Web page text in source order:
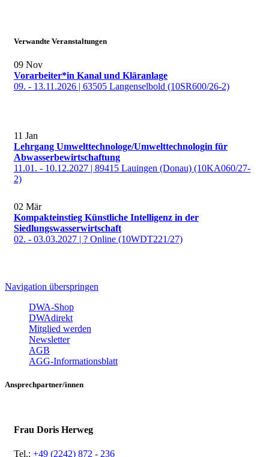
Verwandte Veranstaltungen
09 Nov
Vorarbeiter*in Kanal und Kläranlage
09. - 13.11.2026 | 63505 Langenselbold (10SR600/26-2)
11 Jan
Lehrgang Umwelttechnologe/Umwelttechnologin für
Abwasserbewirtschaftung
11.01. - 10.12.2027 | 89415 Lauingen (Donau) (10KA060/27-
2)
02 Mär
Kompakteinstieg Künstliche Intelligenz in der
Siedlungswasserwirtschaft
02. - 03.03.2027 | ? Online (10WDT221/27)
Navigation überspringen
DWA-Shop
DWAdirekt
Mitglied werden
Newsletter
AGB
AGG-Informationsblatt
Ansprechpartner/innen
Frau Doris Herweg
Tel.: +49 (2242) 872 - 236